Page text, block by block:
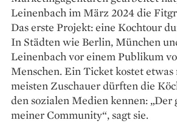
Leinenbach im März 2024 die
Das erste Projekt: eine Kochtour
In Städten wie Berlin, München
Leinenbach vor einem Publikum
Menschen. Ein Ticket kostet etwas
meisten Zuschauer dürften die
den sozialen Medien kennen: „Der
meiner Community“, sagt sie.